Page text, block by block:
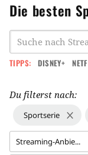
Die besten
TIPPS: DISNEY+
Du filterst nach:
Sportserie
Streaming-Anbie...